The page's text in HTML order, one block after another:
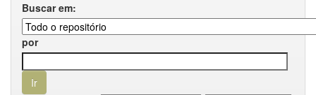
Buscar em:
por